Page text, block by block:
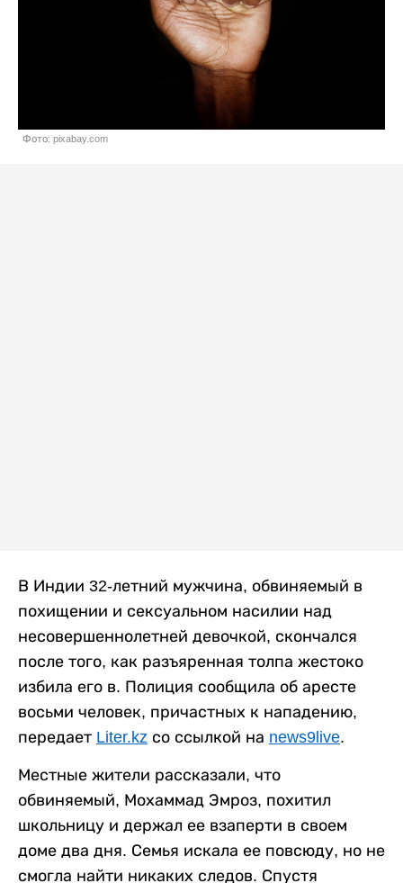
Фото: pixabay.com
В Индии 32-летний мужчина, обвиняемый в
похищении и сексуальном насилии над
несовершеннолетней девочкой, скончался
после того, как разъяренная толпа жестоко
избила его в. Полиция сообщила об аресте
восьми человек, причастных к нападению,
передает Liter.kz со ссылкой на news9live.
Местные жители рассказали, что
обвиняемый, Мохаммад Эмроз, похитил
школьницу и держал ее взаперти в своем
доме два дня. Семья искала ее повсюду, но не
смогла найти никаких следов. Спустя